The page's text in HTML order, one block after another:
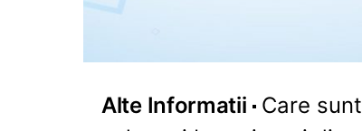
Alte Informatii
Care sunt